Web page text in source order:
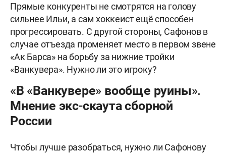
Прямые конкуренты не смотрятся на голову
сильнее Ильи, а сам хоккеист ещё способен
прогрессировать. С другой стороны, Сафонов в
случае отъезда променяет место в первом звене
«Ак Барса» на борьбу за нижние тройки
«Ванкувера». Нужно ли это игроку?
«В «Ванкувере» вообще руины».
Мнение экс-скаута сборной
России
Чтобы лучше разобраться, нужно ли Сафонову